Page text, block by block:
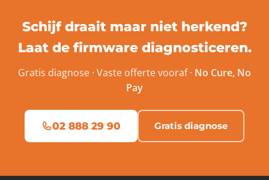
Schijf draait maar niet herkend?
Laat de firmware diagnosticeren.
Gratis diagnose · Vaste offerte vooraf · No Cure, No
Pay
02 888 29 90 Gratis diagnose